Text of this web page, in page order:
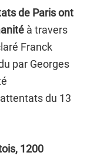
de Paris ont
à travers
Franck
par Georges
du 13
1200